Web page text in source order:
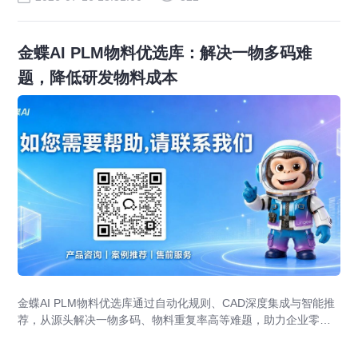
金蝶AI PLM物料优选库：解决一物多码难
题，降低研发物料成本
金蝶AI PLM物料优选库通过自动化规则、CAD深度集成与智能推
荐，从源头解决一物多码、物料重复率高等难题，助力企业零部